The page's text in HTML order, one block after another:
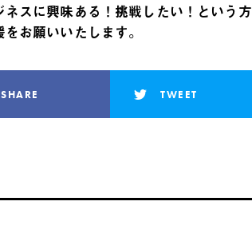
ネスに興味ある！挑戦したい！という方
お願いいたします。
SHARE TWEET